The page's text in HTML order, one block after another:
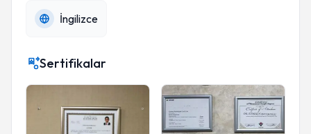
İngilizce
Sertifikalar